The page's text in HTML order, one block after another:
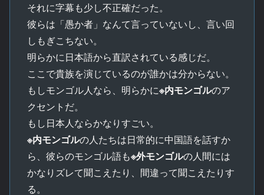
それに字幕も少し不正確だった。
彼らは「愚か者」なんて言っていないし、言い回
しもぎこちない。
明らかに日本語から直訳されている感じだ。
ここで貴族を演じているのが誰かは分からない。
もしモンゴル人なら、明らかに※内モンゴルのア
クセントだ。
もし日本人ならかなりすごい。
※内モンゴルの人たちは日常的に中国語を話すか
ら、彼らのモンゴル語も※外モンゴルの人間には
かなりズレて聞こえたり、間違って聞こえたりす
る。